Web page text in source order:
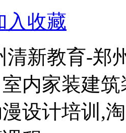
入收藏
清新教育-郑
内家装建
设计培训,